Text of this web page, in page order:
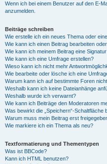
Wenn ich bei einem Benutzer auf den E-
anzumelden.
Beiträge schreiben
Wie erstelle ich ein neues Thema oder
Wie kann ich einen Beitrag bearbeiten
Wie kann ich meinem Beitrag eine
Wie kann ich eine Umfrage erstellen?
Wieso kann ich nicht mehr
Wie bearbeite oder lösche ich eine
Warum kann ich auf bestimmte Foren
Weshalb kann ich keine Dateianhänge
Weshalb wurde ich verwarnt?
Wie kann ich Beiträge den Moderatoren
Was bewirkt die „Speichern“-Schaltfläche
Warum muss mein Beitrag erst
Wie markiere ich ein Thema als neu?
Textformatierung und Thementypen
Was ist BBCode?
Kann ich HTML benutzen?